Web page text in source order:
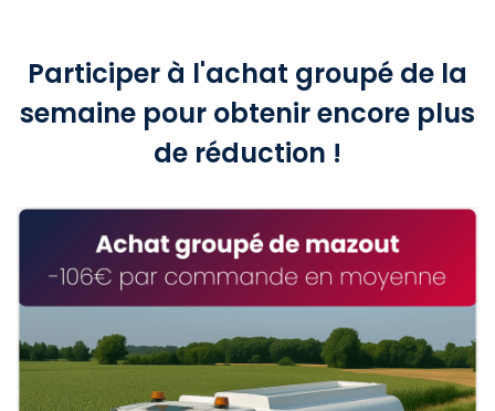
Participer à l'achat groupé de la
semaine pour obtenir encore plus
de réduction !